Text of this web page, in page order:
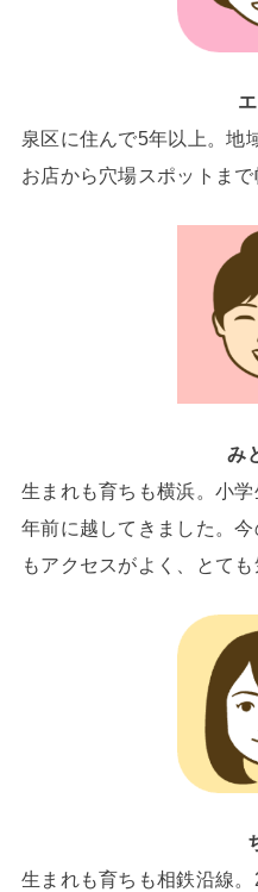
泉区に住んで5年以上。地
お店から穴場スポットまで
み
生まれも育ちも横浜。小
年前に越してきました。
もアクセスがよく、とても
生まれも育ちも相鉄沿線